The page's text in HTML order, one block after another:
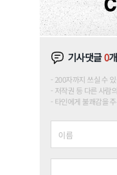
기사댓글0개
200자까지 쓰실 수
저작권 등 다른 사람
타인에게 불쾌감을